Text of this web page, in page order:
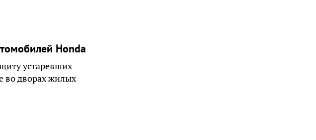
Honda
устаревших
во дворах жилых